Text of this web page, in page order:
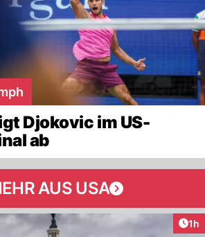
Djokovic im US-
ab
AUS USA
1h